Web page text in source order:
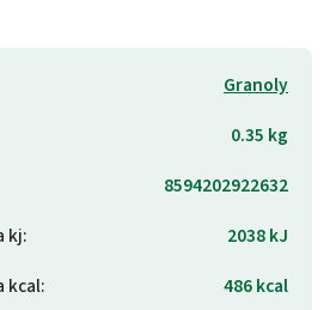
Granoly
0.35 kg
8594202922632
kj:
2038 kJ
kcal:
486 kcal